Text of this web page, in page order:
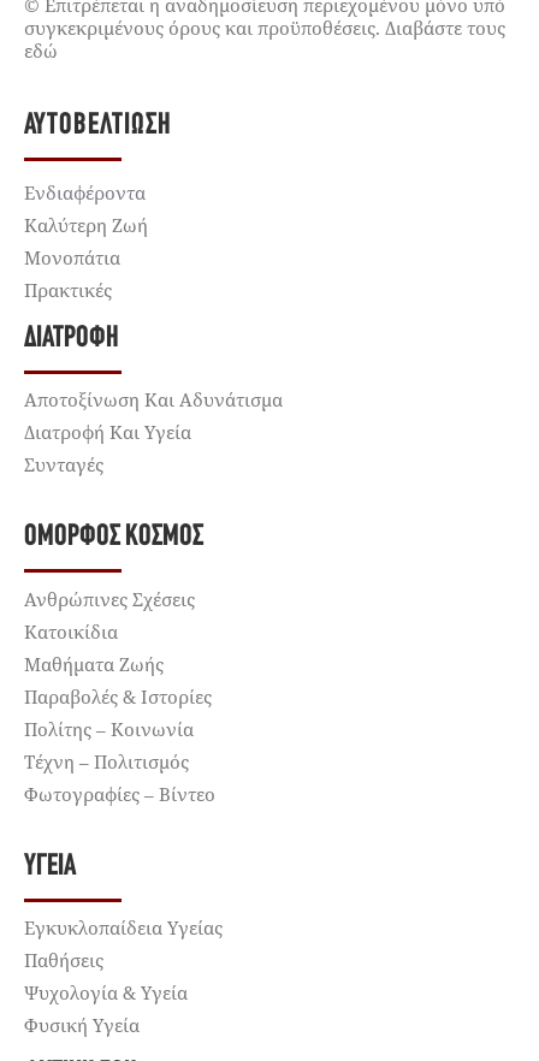
© Επιτρέπεται η αναδημοσίευση περιεχομένου μόνο υπό
συγκεκριμένους όρους και προϋποθέσεις. Διαβάστε τους
εδώ
ΑΥΤΟΒΕΛΤΊΩΣΗ
Ενδιαφέροντα
Καλύτερη Ζωή
Μονοπάτια
Πρακτικές
ΔΙΑΤΡΟΦΉ
Αποτοξίνωση Και Αδυνάτισμα
Διατροφή Και Υγεία
Συνταγές
ΌΜΟΡΦΟΣ ΚΌΣΜΟΣ
Ανθρώπινες Σχέσεις
Κατοικίδια
Μαθήματα Ζωής
Παραβολές & Ιστορίες
Πολίτης – Κοινωνία
Τέχνη – Πολιτισμός
Φωτογραφίες – Βίντεο
ΥΓΕΊΑ
Εγκυκλοπαίδεια Υγείας
Παθήσεις
Ψυχολογία & Υγεία
Φυσική Υγεία